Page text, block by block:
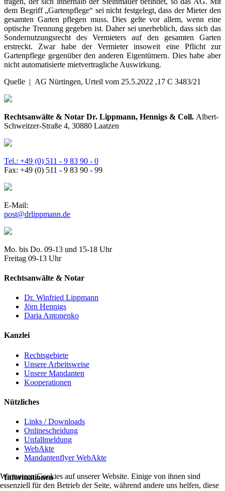
dem Begriff „Gartenpflege“ sei nicht festgelegt, dass der Mieter den
gesamten Garten pflegen muss. Dies gelte vor allem, wenn eine
optische Trennung gegeben ist. Daher sei unerheblich, dass sich das
Sondernutzungsrecht des Vermieters auf den gesamten Garten
erstreckt. Zwar habe der Vermieter insoweit eine Pflicht zur
Gartenpflege gegenüber den anderen Eigentümern. Dies habe aber
nicht automatisierte mietvertragliche Auswirkung.
Quelle | AG Nürtingen, Urteil vom 25.5.2022 ,17 C 3483/21
Rechtsanwälte & Notar Dr. Lippmann, Hennigs & Coll. Albert-
Schweitzer-Straße 4, 30880 Laatzen
Tel.: +49 (0) 511 - 9 83 90 - 0
Fax: +49 (0) 511 - 9 83 90 - 99
E-Mail:
post@drlippmann.de
Mo. bis Do. 09-13 und 15-18 Uhr
Freitag 09-13 Uhr
Rechtsanwälte & Notar
Dr. Winfried Lippmann
Jörn Hennigs
Daria Antonenko
Kanzlei
Rechtsgebiete
Unsere Arbeitsweise
Unsere Mandanten
Kooperationen
Nützliches
Links / Downloads
Onlinescheidung
Unfallmeldung
WebAkte
Mandantenflyer WebAkte
Informationen
Wir nutzen Cookies auf unserer Website. Einige von ihnen sind
essenziell für den Betrieb der Seite, während andere uns helfen, diese